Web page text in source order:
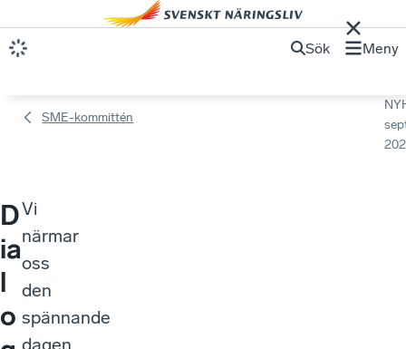
Sök Meny
SME-kommittén
D
ia
l
o
Vi
närmar
oss
den
spännande
dagen